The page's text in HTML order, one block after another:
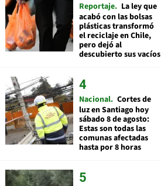
Reportaje La ley que
acabó con las bolsas
plásticas transformó
el reciclaje en Chile,
pero dejó al
descubierto sus vacíos
Nacional Cortes de
luz en Santiago hoy
sábado 8 de agosto:
Estas son todas las
comunas afectadas
hasta por 8 horas